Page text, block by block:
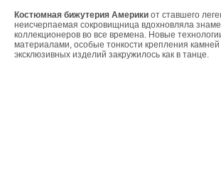
Костюмная бижутерия Америки от ставшего
неисчерпаемая сокровищница вдохновляла
коллекционеров во все времена. Новые
материалами, особые тонкости крепления камней
эксклюзивных изделий закружилось как в танце.